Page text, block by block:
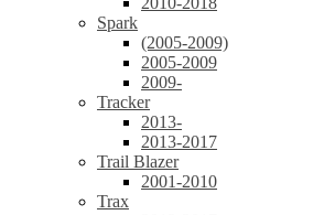
Spark
(2005-2009)
2005-2009
2009-
Tracker
2013-
2013-2017
Trail Blazer
2001-2010
Trax